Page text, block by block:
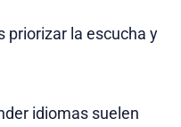
priorizar la escucha y
idiomas suelen